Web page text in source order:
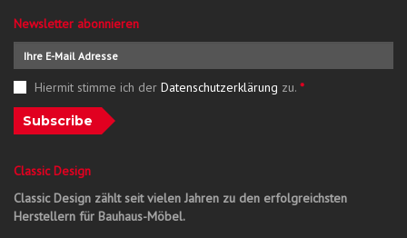
Newsletter abonnieren
Hiermit stimme ich der Datenschutzerklärung zu. *
Subscribe
Classic Design
Classic Design zählt seit vielen Jahren zu den erfolgreichsten
Herstellern für Bauhaus-Möbel.